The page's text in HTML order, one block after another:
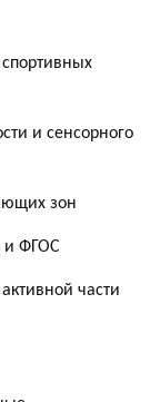
и сенсорного
зон
и ФГОС
части